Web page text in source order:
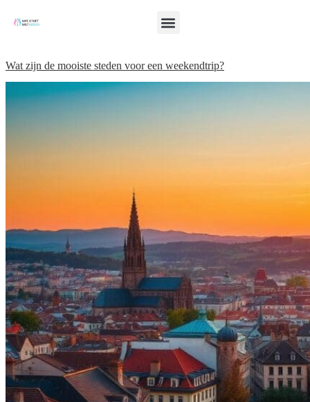
Wat zijn de mooiste steden voor een weekendtrip?